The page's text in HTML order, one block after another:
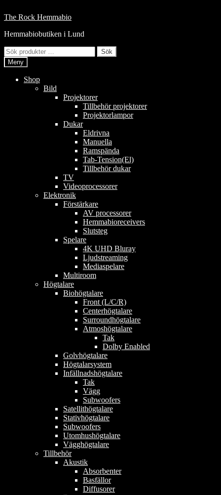
till
Hoppa
navigering
Hoppa
innehåll
The Rock Hemmabio
Hemmabiobutiken i Lund
Sök
efter:
Sök
Meny
Shop
Bild
Projektorer
Tillbehör projektorer
Projektorlampor
Dukar
Eldrivna
Manuella
Ramspända
Tab-Tension(El)
Tillbehör dukar
TV
Videoprocessorer
Elektronik
Förstärkare
AV processorer
Hemmabioreceivers
Slutsteg
Spelare
4K UHD Bluray
Ljudstreaming
Mediaspelare
Multiroom
Högtalare
Biohögtalare
Front (L/C/R)
Centerhögtalare
Surroundhögtalare
Atmoshögtalare
Tak
Dolby Enabled
Golvhögtalare
Högtalarsystem
Infällnadshögtalare
Tak
Vägg
Subwoofers
Satellithögtalare
Stativhögtalare
Subwoofers
Utomhushögtalare
Vägghögtalare
Tillbehör
Akustik
Absorbenter
Basfällor
Diffusorer